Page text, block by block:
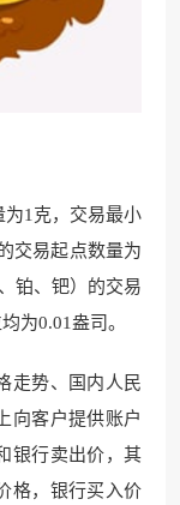
1克，交易最小
交易起点数量为
铂、钯）的交易
为0.01盎司。
走势、国内人民
向客户提供账户
银行卖出价，其
格，银行买入价